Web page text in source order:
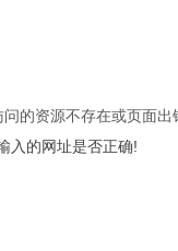
问的资源不存在或页面出
入的网址是否正确!